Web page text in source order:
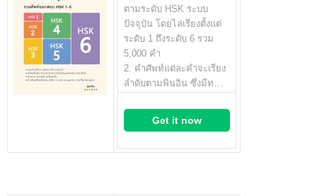
ตามระดับ HSK ระบบ
ปัจจุบัน โดยไล่เรียงตั้งแต่
ระดับ 1 ถึงระดับ 6 รวม
5,000 คำ
2. คำศัพท์แต่ละคำจะเรียง
ลำดับตามพินอิน ซึ่งมีท…
Get it now